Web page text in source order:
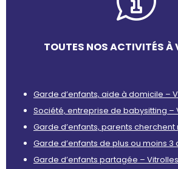
TOUTES NOS ACTIVITÉS À
Garde d’enfants, aide à domicile –
Société, entreprise de babysitting –
Garde d’enfants, parents cherchent
Garde d’enfants de plus ou moins 3
Garde d’enfants partagée – Vitrolles